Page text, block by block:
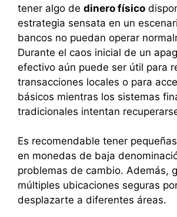
tener algo de dinero físico
estrategia sensata en un
bancos no puedan operar
Durante el caos inicial de un
efectivo aún puede ser útil para
transacciones locales o para
básicos mientras los sistemas
tradicionales intentan
Es recomendable tener
en monedas de baja
problemas de cambio. Además,
múltiples ubicaciones seguras
desplazarte a diferentes áreas.